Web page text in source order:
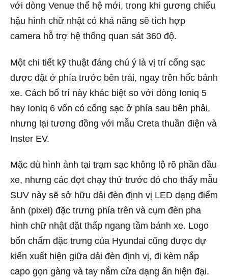
với dòng Venue thế hệ mới, trong khi gương chiếu
hậu hình chữ nhật có khả năng sẽ tích hợp
camera hỗ trợ hệ thống quan sát 360 độ.
Một chi tiết kỹ thuật đáng chú ý là vị trí cổng sạc
được đặt ở phía trước bên trái, ngay trên hốc bánh
xe. Cách bố trí này khác biệt so với dòng Ioniq 5
hay Ioniq 6 vốn có cổng sạc ở phía sau bên phải,
nhưng lại tương đồng với mẫu Creta thuần điện và
Inster EV.
Mặc dù hình ảnh tại trạm sạc không lộ rõ phần đầu
xe, nhưng các đợt chạy thử trước đó cho thấy mẫu
SUV này sẽ sở hữu dải đèn định vị LED dạng điểm
ảnh (pixel) đặc trưng phía trên và cụm đèn pha
hình chữ nhật đặt thấp ngang tầm bánh xe. Logo
bốn chấm đặc trưng của Hyundai cũng được dự
kiến xuất hiện giữa dải đèn định vị, đi kèm nắp
capo gọn gàng và tay nắm cửa dạng ẩn hiện đại.